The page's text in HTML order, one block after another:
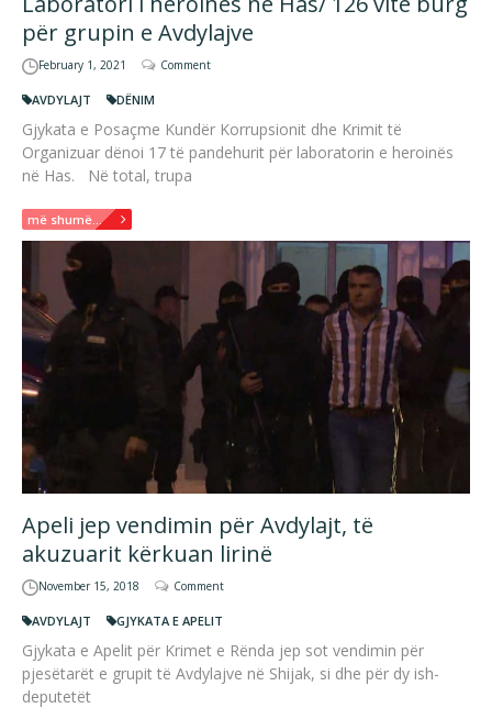
për grupin e Avdylajve
February 1, 2021 Comment
AVDYLAJT DËNIM
Gjykata e Posaçme Kundër Korrupsionit dhe Krimit të
Organizuar dënoi 17 të pandehurit për laboratorin e heroinës
në Has. Në total, trupa
më shumë...
Apeli jep vendimin për Avdylajt, të
akuzuarit kërkuan lirinë
November 15, 2018 Comment
AVDYLAJT GJYKATA E APELIT
Gjykata e Apelit për Krimet e Rënda jep sot vendimin për
pjesëtarët e grupit të Avdylajve në Shijak, si dhe për dy ish-
deputetët